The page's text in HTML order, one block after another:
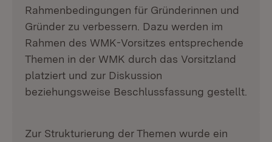
Rahmenbedingungen für Gründerinnen und
Gründer zu verbessern. Dazu werden im
Rahmen des WMK-Vorsitzes entsprechende
Themen in der WMK durch das Vorsitzland
platziert und zur Diskussion
beziehungsweise Beschlussfassung gestellt.
Zur Strukturierung der Themen wurde ein